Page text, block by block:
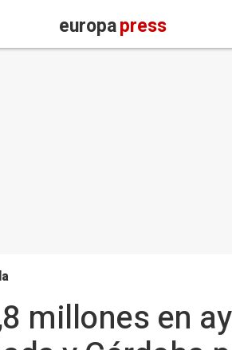
europapress
millones en